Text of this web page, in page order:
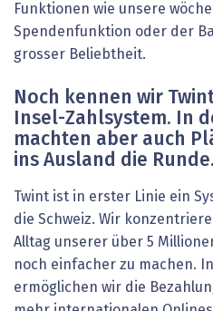
Funktionen wie unsere
Spendenfunktion oder der
grosser Beliebtheit.
Noch kennen wir
Insel-Zahlsystem. In
machten aber auch
ins Ausland die
Twint ist in erster Linie ein
die Schweiz. Wir
Alltag unserer über 5
noch einfacher zu machen.
ermöglichen wir die